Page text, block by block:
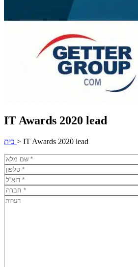
IT Awards 2020 lead
> IT Awards 2020 lead